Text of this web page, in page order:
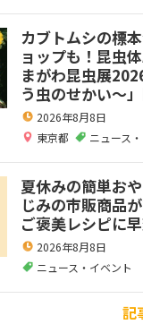
カブトムシの標
ョップも！昆虫
まがわ昆虫展
う虫のせかい～
2026年8月8日
東京都
ニュース
夏休みの簡単お
じみの市販商品
ご褒美レシピに
2026年8月8日
ニュース・イベント
記